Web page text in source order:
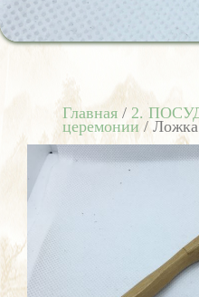
Главная / 2.
церемонии /